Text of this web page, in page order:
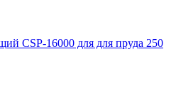
CSP-16000 для для пруда 250